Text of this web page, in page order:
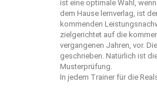
ist eine optimale Wahl,
dem Hause lernverlag, ist
kommenden
zielgerichtet auf die
vergangenen Jahren, vor.
geschrieben. Natürlich ist
Musterprüfung.
In jedem Trainer für die